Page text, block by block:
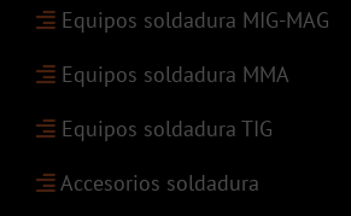
Equipos soldadura MIG-MAG
Equipos soldadura MMA
Equipos soldadura TIG
Accesorios soldadura